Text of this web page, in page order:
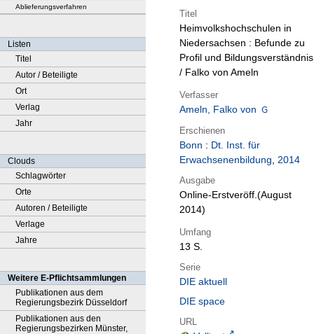
Ablieferungsverfahren
Listen
Titel
Autor / Beteiligte
Ort
Verlag
Jahr
Clouds
Schlagwörter
Orte
Autoren / Beteiligte
Verlage
Jahre
Weitere E-Pflichtsammlungen
Publikationen aus dem
Regierungsbezirk Düsseldorf
Publikationen aus den
Regierungsbezirken Münster,
Titel
Heimvolkshochschulen in
Niedersachsen : Befunde zu
Profil und Bildungsverständnis
/ Falko von Ameln
Verfasser
Ameln, Falko von
Erschienen
Bonn : Dt. Inst. für
Erwachsenenbildung, 2014
Ausgabe
Online-Erstveröff.(August
2014)
Umfang
13 S.
Serie
DIE aktuell
DIE space
URL